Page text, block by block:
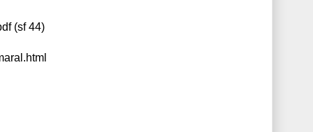
(sf 44)